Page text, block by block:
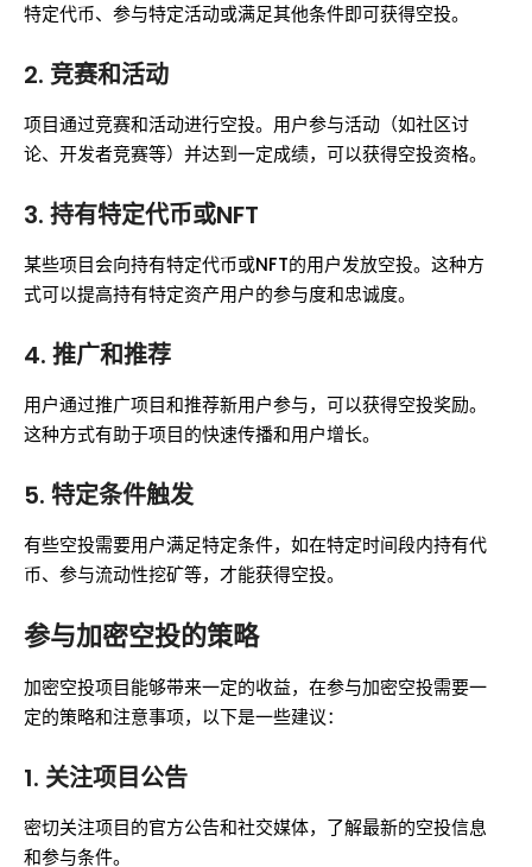
特定代币、参与特定活动或满足其他条件即可获得空投。
2. 竞赛和活动
项目通过竞赛和活动进行空投。用户参与活动（如社区讨
论、开发者竞赛等）并达到一定成绩，可以获得空投资格。
3. 持有特定代币或NFT
某些项目会向持有特定代币或NFT的用户发放空投。这种方
式可以提高持有特定资产用户的参与度和忠诚度。
4. 推广和推荐
用户通过推广项目和推荐新用户参与，可以获得空投奖励。
这种方式有助于项目的快速传播和用户增长。
5. 特定条件触发
有些空投需要用户满足特定条件，如在特定时间段内持有代
币、参与流动性挖矿等，才能获得空投。
参与加密空投的策略
加密空投项目能够带来一定的收益，在参与加密空投需要一
定的策略和注意事项，以下是一些建议：
1. 关注项目公告
密切关注项目的官方公告和社交媒体，了解最新的空投信息
和参与条件。